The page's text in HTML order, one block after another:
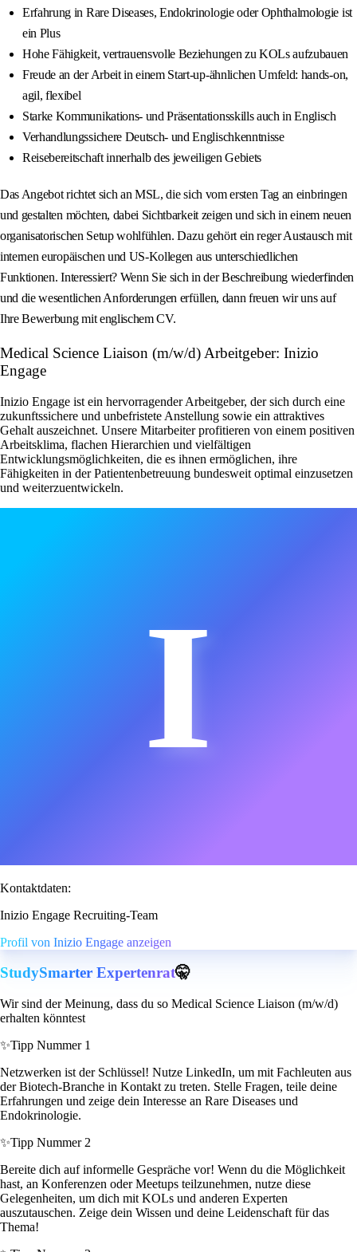
Erfahrung in Rare Diseases, Endokrinologie oder Ophthalmologie ist
ein Plus
Hohe Fähigkeit, vertrauensvolle Beziehungen zu KOLs aufzubauen
Freude an der Arbeit in einem Start‑up‑ähnlichen Umfeld: hands‑on,
agil, flexibel
Starke Kommunikations‑ und Präsentationsskills auch in Englisch
Verhandlungssichere Deutsch- und Englischkenntnisse
Reisebereitschaft innerhalb des jeweiligen Gebiets
Das Angebot richtet sich an MSL, die sich vom ersten Tag an einbringen
und gestalten möchten, dabei Sichtbarkeit zeigen und sich in einem neuen
organisatorischen Setup wohlfühlen. Dazu gehört ein reger Austausch mit
internen europäischen und US‑Kollegen aus unterschiedlichen
Funktionen. Interessiert? Wenn Sie sich in der Beschreibung wiederfinden
und die wesentlichen Anforderungen erfüllen, dann freuen wir uns auf
Ihre Bewerbung mit englischem CV.
Medical Science Liaison (m/w/d) Arbeitgeber: Inizio
Engage
Inizio Engage ist ein hervorragender Arbeitgeber, der sich durch eine
zukunftssichere und unbefristete Anstellung sowie ein attraktives
Gehalt auszeichnet. Unsere Mitarbeiter profitieren von einem positiven
Arbeitsklima, flachen Hierarchien und vielfältigen
Entwicklungsmöglichkeiten, die es ihnen ermöglichen, ihre
Fähigkeiten in der Patientenbetreuung bundesweit optimal einzusetzen
und weiterzuentwickeln.
I
Kontaktdaten:
Inizio Engage Recruiting-Team
Profil von Inizio Engage anzeigen
StudySmarter Expertenrat🤫
Wir sind der Meinung, dass du so Medical Science Liaison (m/w/d)
erhalten könntest
✨Tipp Nummer 1
Netzwerken ist der Schlüssel! Nutze LinkedIn, um mit Fachleuten aus
der Biotech-Branche in Kontakt zu treten. Stelle Fragen, teile deine
Erfahrungen und zeige dein Interesse an Rare Diseases und
Endokrinologie.
✨Tipp Nummer 2
Bereite dich auf informelle Gespräche vor! Wenn du die Möglichkeit
hast, an Konferenzen oder Meetups teilzunehmen, nutze diese
Gelegenheiten, um dich mit KOLs und anderen Experten
auszutauschen. Zeige dein Wissen und deine Leidenschaft für das
Thema!